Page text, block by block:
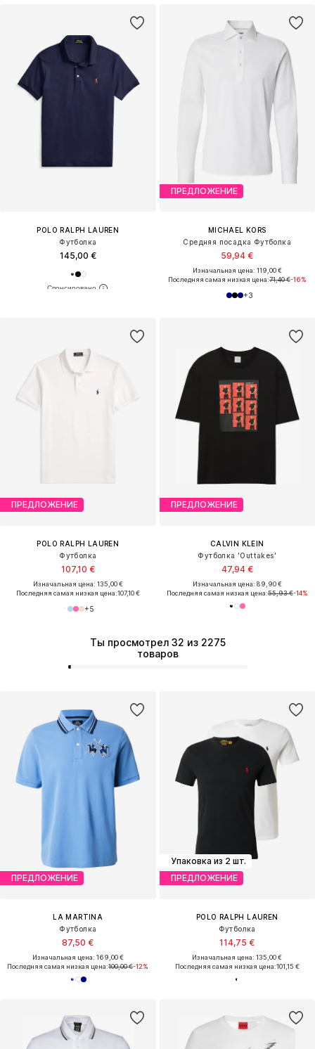
POLO RALPH LAUREN
Футболка
145,00 €
ПРЕДЛОЖЕНИЕ
MICHAEL KORS
Средняя посадка Футболка
59,94 €
Изначальная цена: 119,00 €
Последняя самая низкая цена:71,40 €-16%
+3
ПРЕДЛОЖЕНИЕ
POLO RALPH LAUREN
Футболка
107,10 €
Изначальная цена: 135,00 €
Последняя самая низкая цена:107,10 €
+5
ПРЕДЛОЖЕНИЕ
CALVIN KLEIN
Футболка 'Outtakes'
47,94 €
Изначальная цена: 89,90 €
Последняя самая низкая цена:55,93 €-14%
ПРЕДЛОЖЕНИЕ
LA MARTINA
Футболка
87,50 €
Изначальная цена: 169,00 €
Последняя самая низкая цена:100,00 €-12%
Упаковка из 2 шт.
ПРЕДЛОЖЕНИЕ
POLO RALPH LAUREN
Футболка
114,75 €
Изначальная цена: 135,00 €
Последняя самая низкая цена:101,15 €
Ты просмотрел 32 из 2275
товаров